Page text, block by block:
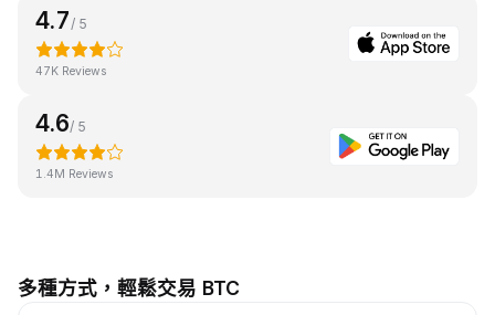
4.7/ 5
47K Reviews
4.6/ 5
1.4M Reviews
多種方式，輕鬆交易 BTC